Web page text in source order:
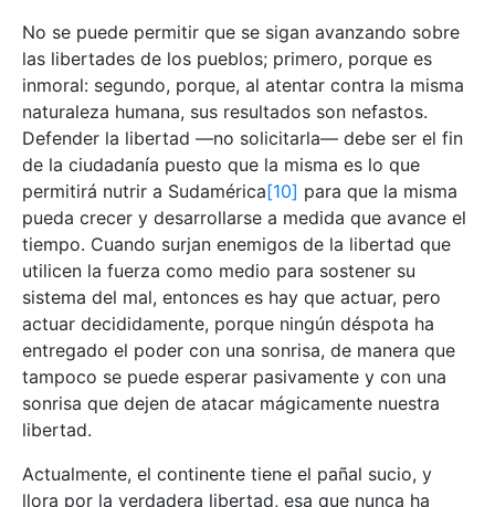
No se puede permitir que se sigan avanzando sobre
las libertades de los pueblos; primero, porque es
inmoral: segundo, porque, al atentar contra la misma
naturaleza humana, sus resultados son nefastos.
Defender la libertad —no solicitarla— debe ser el fin
de la ciudadanía puesto que la misma es lo que
permitirá nutrir a Sudamérica[10] para que la misma
pueda crecer y desarrollarse a medida que avance el
tiempo. Cuando surjan enemigos de la libertad que
utilicen la fuerza como medio para sostener su
sistema del mal, entonces es hay que actuar, pero
actuar decididamente, porque ningún déspota ha
entregado el poder con una sonrisa, de manera que
tampoco se puede esperar pasivamente y con una
sonrisa que dejen de atacar mágicamente nuestra
libertad.
Actualmente, el continente tiene el pañal sucio, y
llora por la verdadera libertad, esa que nunca ha